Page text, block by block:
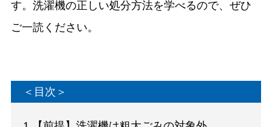
す。洗濯機の正しい処分方法を学べるので、ぜひ
ご一読ください。
＜目次＞